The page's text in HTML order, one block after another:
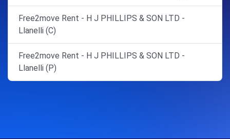
Free2move Rent - H J PHILLIPS & SON LTD -
Llanelli (C)
Free2move Rent - H J PHILLIPS & SON LTD -
Llanelli (P)